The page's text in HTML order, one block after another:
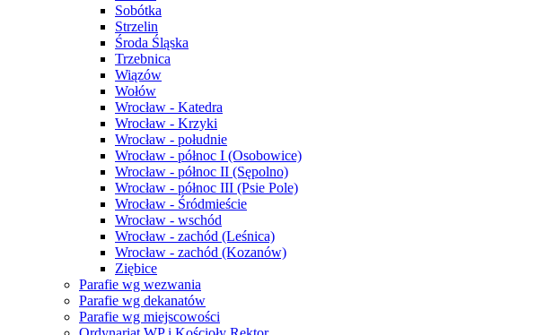
Sobótka
Strzelin
Środa Śląska
Trzebnica
Wiązów
Wołów
Wrocław - Katedra
Wrocław - Krzyki
Wrocław - południe
Wrocław - północ I (Osobowice)
Wrocław - północ II (Sępolno)
Wrocław - północ III (Psie Pole)
Wrocław - Śródmieście
Wrocław - wschód
Wrocław - zachód (Leśnica)
Wrocław - zachód (Kozanów)
Ziębice
Parafie wg wezwania
Parafie wg dekanatów
Parafie wg miejscowości